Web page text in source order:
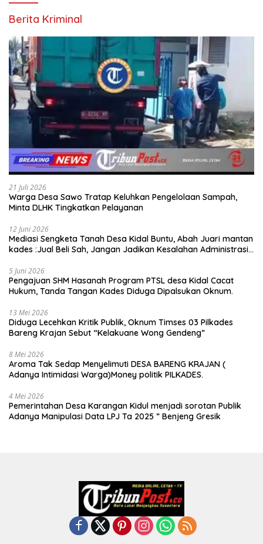
Berita Kriminal
21 Juli 2026
Warga Desa Sawo Tratap Keluhkan Pengelolaan Sampah,
Minta DLHK Tingkatkan Pelayanan
12 Juni 2026
Mediasi Sengketa Tanah Desa Kidal Buntu, Abah Juari mantan
kades :Jual Beli Sah, Jangan Jadikan Kesalahan Administrasi
5 Juni 2026
Pengajuan SHM Hasanah Program PTSL desa Kidal Cacat
Hukum, Tanda Tangan Kades Diduga Dipalsukan Oknum.
13 Mei 2026
Diduga Lecehkan Kritik Publik, Oknum Timses 03 Pilkades
Bareng Krajan Sebut “Kelakuane Wong Gendeng”
8 Mei 2026
Aroma Tak Sedap Menyelimuti DESA BARENG KRAJAN (
Adanya Intimidasi Warga)Money politik PILKADES.
4 Mei 2026
Pemerintahan Desa Karangan Kidul menjadi sorotan Publik
Adanya Manipulasi Data LPJ Ta 2025 ” Benjeng Gresik